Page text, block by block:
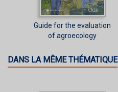
Guide for the evaluation
of agroecology
DANS LA MÊME THÉMATIQUE